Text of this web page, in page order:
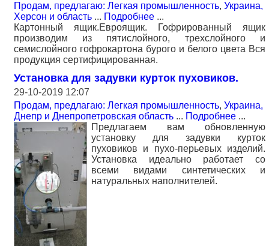
Продам, предлагаю: Легкая промышленность, Украина,
Херсон и область ... Подробнее ...
Картонный ящик.Евроящик. Гофрированный ящик
производим из пятислойного, трехслойного и
семислойного гофрокартона бурого и белого цвета Вся
продукция сертифицированная.
Установка для задувки курток пуховиков.
29-10-2019 12:07
Продам, предлагаю: Легкая промышленность, Украина,
Днепр и Днепропетровская область ... Подробнее ...
Предлагаем вам обновленную
установку для задувки курток
пуховиков и пухо-перьевых изделий.
Установка идеально работает со
всеми видами синтетических и
натуральных наполнителей.